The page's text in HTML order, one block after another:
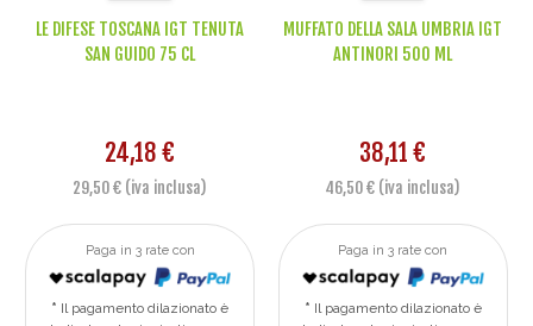
LE DIFESE TOSCANA IGT TENUTA
SAN GUIDO 75 CL
24,18 €
29,50 € (iva inclusa)
Paga in 3 rate con
Il pagamento dilazionato è
MUFFATO DELLA SALA UMBRIA IGT
ANTINORI 500 ML
38,11 €
46,50 € (iva inclusa)
Paga in 3 rate con
Il pagamento dilazionato è